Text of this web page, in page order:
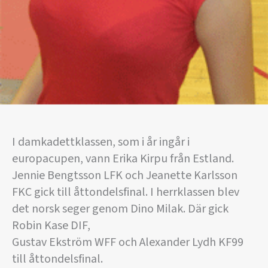
I damkadettklassen, som i år ingår i
europacupen, vann Erika Kirpu från Estland.
Jennie Bengtsson LFK och Jeanette Karlsson
FKC gick till åttondelsfinal. I herrklassen blev
det norsk seger genom Dino Milak. Där gick
Robin Kase DIF,
Gustav Ekström WFF och Alexander Lydh KF99
till åttondelsfinal.